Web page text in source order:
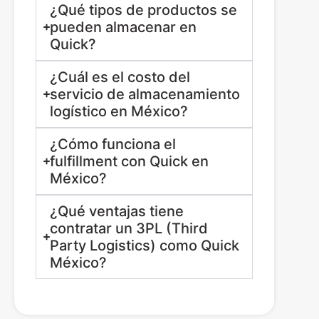
¿Qué tipos de productos se
pueden almacenar en
Quick?
¿Cuál es el costo del
servicio de almacenamiento
logístico en México?
¿Cómo funciona el
fulfillment con Quick en
México?
¿Qué ventajas tiene
contratar un 3PL (Third
Party Logistics) como Quick
México?